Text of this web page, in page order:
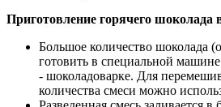
Приготовление горячего шоколада
Большое количество шоколада
готовить в специальной
- шоколадоварке. Для
количества смеси можно